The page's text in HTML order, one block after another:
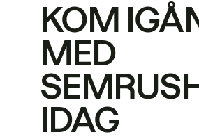
KOM
MED
IDAG